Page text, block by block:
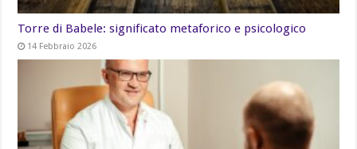
Torre di Babele: significato metaforico e psicologico
14 Febbraio 2026